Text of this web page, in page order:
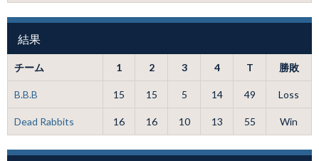
結果
チーム 1 2 3 4 T 勝敗
B.B.B 15 15 5 14 49 Loss
Dead Rabbits 16 16 10 13 55 Win